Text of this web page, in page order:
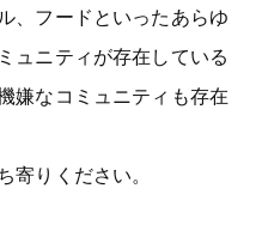
、フードといったあらゆ
ュニティが存在している
嫌なコミュニティも存在
寄りください。